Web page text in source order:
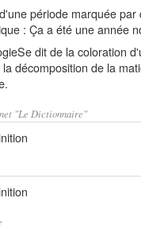
période marquée
: Ça a été une année
dit de la coloration
décomposition de la
"Le Dictionnaire"